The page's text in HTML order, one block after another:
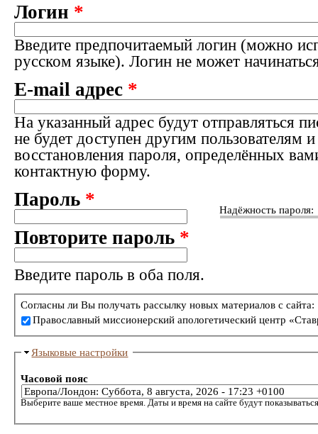
Логин *
Введите предпочитаемый логин (можно
русском языке). Логин не может
E-mail адрес *
На указанный адрес будут отправляться
не будет доступен другим пользователям
восстановления пароля, определённых
контактную форму.
Надёжность пароля:
Пароль *
Повторите пароль *
Введите пароль в оба поля.
Согласны ли Вы получать рассылку новых материалов с сайта:
Православный миссионерский апологетический центр
Языковые настройки
Часовой пояс
Выберите ваше местное время. Даты и время на сайте будут